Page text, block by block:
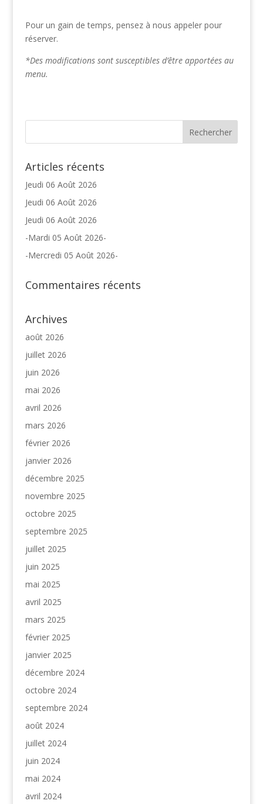
Pour un gain de temps, pensez à nous appeler pour
réserver.
*Des modifications sont susceptibles d’être apportées au
menu.
Articles récents
Jeudi 06 Août 2026
Jeudi 06 Août 2026
Jeudi 06 Août 2026
-Mardi 05 Août 2026-
-Mercredi 05 Août 2026-
Commentaires récents
Archives
août 2026
juillet 2026
juin 2026
mai 2026
avril 2026
mars 2026
février 2026
janvier 2026
décembre 2025
novembre 2025
octobre 2025
septembre 2025
juillet 2025
juin 2025
mai 2025
avril 2025
mars 2025
février 2025
janvier 2025
décembre 2024
octobre 2024
septembre 2024
août 2024
juillet 2024
juin 2024
mai 2024
avril 2024